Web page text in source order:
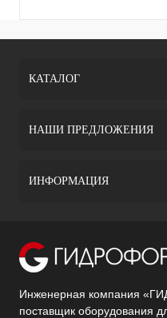
КАТАЛОГ
НАШИ ПРЕДЛОЖЕНИЯ
ИНФОРМАЦИЯ
Инженерная компания
поставщик оборудования